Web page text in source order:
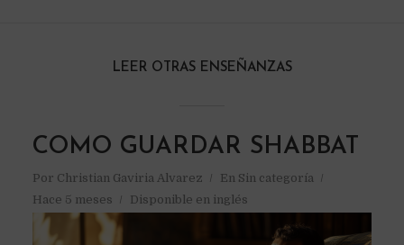
LEER OTRAS ENSEÑANZAS
COMO GUARDAR SHABBAT
Por Christian Gaviria Alvarez En Sin categoría
Hace 5 meses
Disponible en inglés